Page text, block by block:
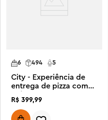
6 494 5
City - Experiência de
entrega de pizza com
R$ 399,99